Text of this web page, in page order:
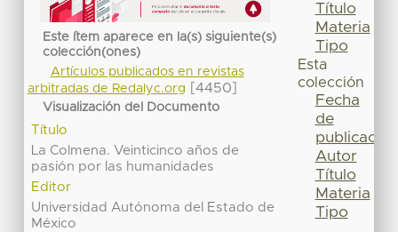
Este ítem aparece en la(s) siguiente(s)
colección(ones)
Artículos publicados en revistas
arbitradas de Redalyc.org
[4450]
Visualización del Documento
Título
La Colmena. Veinticinco años de
pasión por las humanidades
Editor
Universidad Autónoma del Estado de
México
Título
Materia
Tipo
Esta
colección
Fecha
de
publicación
Autor
Título
Materia
Tipo